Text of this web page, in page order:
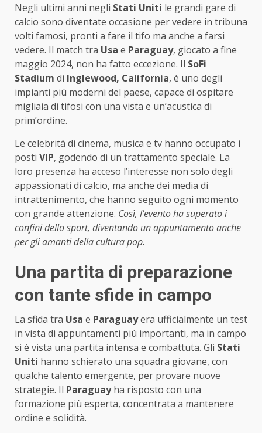
Negli ultimi anni negli Stati Uniti le grandi gare di
calcio sono diventate occasione per vedere in tribuna
volti famosi, pronti a fare il tifo ma anche a farsi
vedere. Il match tra Usa e Paraguay, giocato a fine
maggio 2024, non ha fatto eccezione. Il SoFi
Stadium di Inglewood, California, è uno degli
impianti più moderni del paese, capace di ospitare
migliaia di tifosi con una vista e un’acustica di
prim’ordine.
Le celebrità di cinema, musica e tv hanno occupato i
posti VIP, godendo di un trattamento speciale. La
loro presenza ha acceso l’interesse non solo degli
appassionati di calcio, ma anche dei media di
intrattenimento, che hanno seguito ogni momento
con grande attenzione. Così, l’evento ha superato i
confini dello sport, diventando un appuntamento anche
per gli amanti della cultura pop.
Una partita di preparazione
con tante sfide in campo
La sfida tra Usa e Paraguayera ufficialmente un test
in vista di appuntamenti più importanti, ma in campo
si è vista una partita intensa e combattuta. Gli Stati
Uniti hanno schierato una squadra giovane, con
qualche talento emergente, per provare nuove
strategie. Il Paraguayha risposto con una
formazione più esperta, concentrata a mantenere
ordine e solidità.